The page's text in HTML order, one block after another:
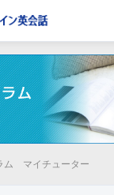
ム マイチューター